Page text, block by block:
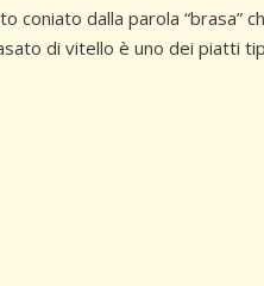
dalla parola “brasa”
di vitello è uno dei piatti